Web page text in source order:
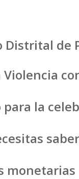
Distrital de
Violencia
la